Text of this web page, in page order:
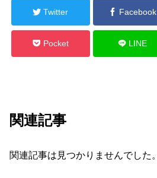
Twitter Facebook
Pocket LINE
関連記事
関連記事は見つかりませんでした。